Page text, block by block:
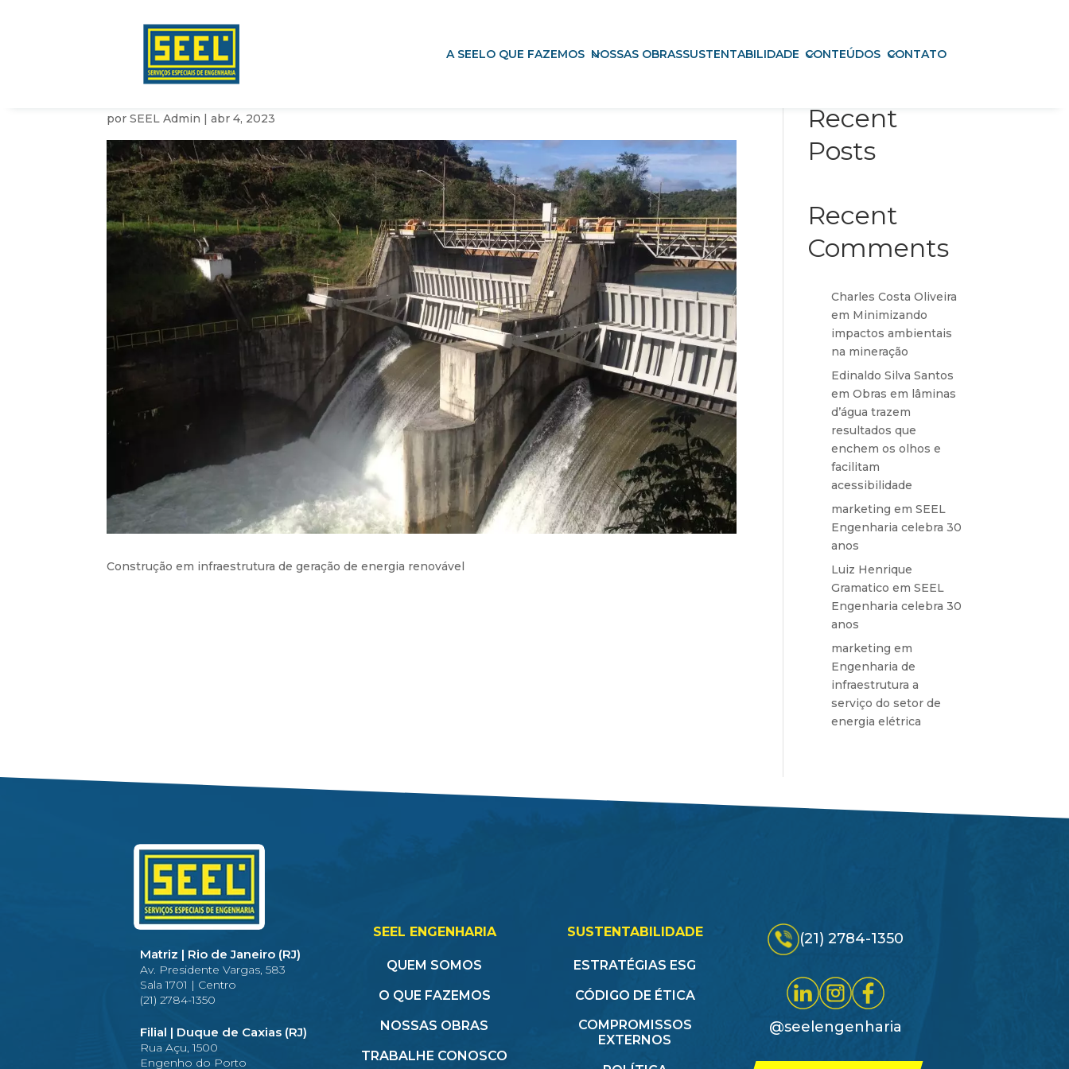
A SEELO QUE FAZEMOS NOSSAS OBRASSUSTENTABILIDADE CONTEÚDOS CONTATO
Obras em Energia Renovável
porSEEL Admin |abr 4, 2023
Construção em infraestrutura de geração de energia renovável
Pesquisar
Recent
Posts
Recent
Comments
Charles Costa Oliveira
em Minimizando
impactos ambientais
na mineração
Edinaldo Silva Santos
emObras em lâminas
d’água trazem
resultados que
enchem os olhos e
facilitam
acessibilidade
marketing emSEEL
Engenharia celebra 30
anos
Luiz Henrique
Gramatico emSEEL
Engenharia celebra 30
anos
marketing em
Engenharia de
infraestrutura a
serviço do setor de
energia elétrica
Matriz | Rio de Janeiro (RJ)
Av. Presidente Vargas, 583
Sala 1701 | Centro
(21) 2784-1350
Filial | Duque de Caxias (RJ)
Rua Açu, 1500
Engenho do Porto
SEEL ENGENHARIA
QUEM SOMOS
O QUE FAZEMOS
NOSSAS OBRAS
TRABALHE CONOSCO
SUSTENTABILIDADE
ESTRATÉGIAS ESG
CÓDIGO DE ÉTICA
COMPROMISSOS
EXTERNOS
(21) 2784-1350
@seelengenharia